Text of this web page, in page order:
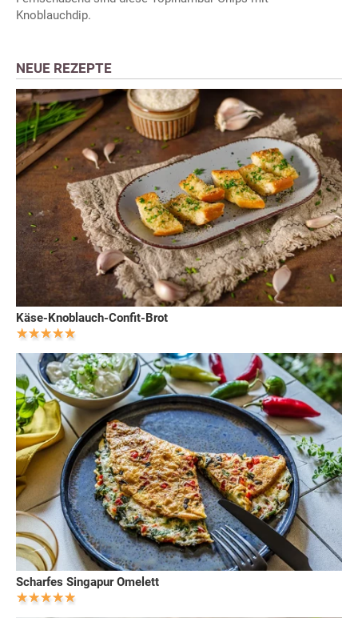
Knoblauchdip.
NEUE REZEPTE
Käse-Knoblauch-Confit-Brot
Scharfes Singapur Omelett